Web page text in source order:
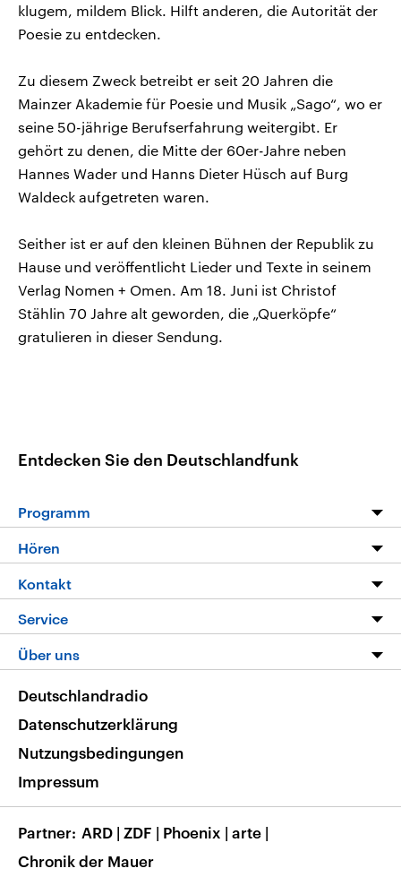
klugem, mildem Blick. Hilft anderen, die Autorität der
Poesie zu entdecken.
Zu diesem Zweck betreibt er seit 20 Jahren die
Mainzer Akademie für Poesie und Musik „Sago“, wo er
seine 50-jährige Berufserfahrung weitergibt. Er
gehört zu denen, die Mitte der 60er-Jahre neben
Hannes Wader und Hanns Dieter Hüsch auf Burg
Waldeck aufgetreten waren.
Seither ist er auf den kleinen Bühnen der Republik zu
Hause und veröffentlicht Lieder und Texte in seinem
Verlag Nomen + Omen. Am 18. Juni ist Christof
Stählin 70 Jahre alt geworden, die „Querköpfe“
gratulieren in dieser Sendung.
Entdecken Sie den Deutschlandfunk
Programm
Die Nachrichten
Nachrichtenleicht
Neue Beiträge auf dlf.de
Hören
Livestream
Podcasts
Deutschlandfunk App
Nachrichten App
Frequenzen
Kontakt
Hörerservice
Service
FAQ
Veranstaltungen
Musikliste
RSS
Über uns
Barrierefreiheit
Deutschlandradio
Datenschutzerklärung
Nutzungsbedingungen
Impressum
Partner ARD | ZDF | Phoenix | arte |
Chronik der Mauer